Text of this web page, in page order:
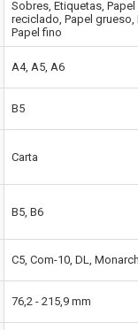
Sobres, Etiquetas, Papel
reciclado, Papel grueso,
Papel fino
A4, A5, A6
B5
Carta
B5, B6
C5, Com-10, DL, Monarch
76,2 - 215,9 mm